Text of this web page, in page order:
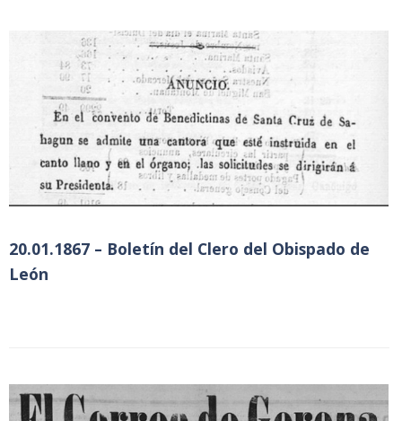
20.01.1867 – Boletín del Clero del Obispado de
León